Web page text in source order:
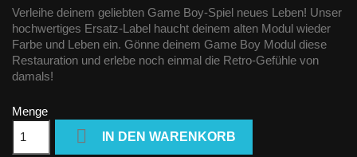
Verleihe deinem geliebten Game Boy-Spiel neues Leben! Unser
hochwertiges Ersatz-Label haucht deinem alten Modul wieder
Farbe und Leben ein. Gönne deinem Game Boy Modul diese
Restauration und erlebe noch einmal die Retro-Gefühle von
damals!
Menge
 IN DEN WARENKORB